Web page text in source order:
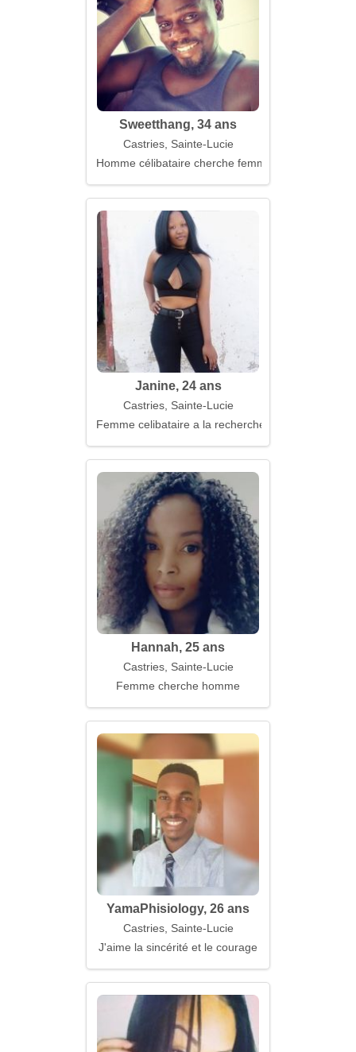
Sweetthang, 34 ans
Castries, Sainte-Lucie
Homme célibataire cherche femme
Janine, 24 ans
Castries, Sainte-Lucie
Femme celibataire a la recherche d'un mari
Hannah, 25 ans
Castries, Sainte-Lucie
Femme cherche homme
YamaPhisiology, 26 ans
Castries, Sainte-Lucie
J'aime la sincérité et le courage